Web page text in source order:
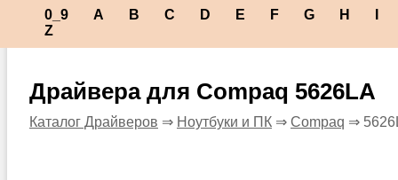
0_9 A B C D E F G H
Z
Драйвера для Compaq 5626LA
Каталог Драйверов ⇒ Ноутбуки и ПК ⇒ Compaq ⇒